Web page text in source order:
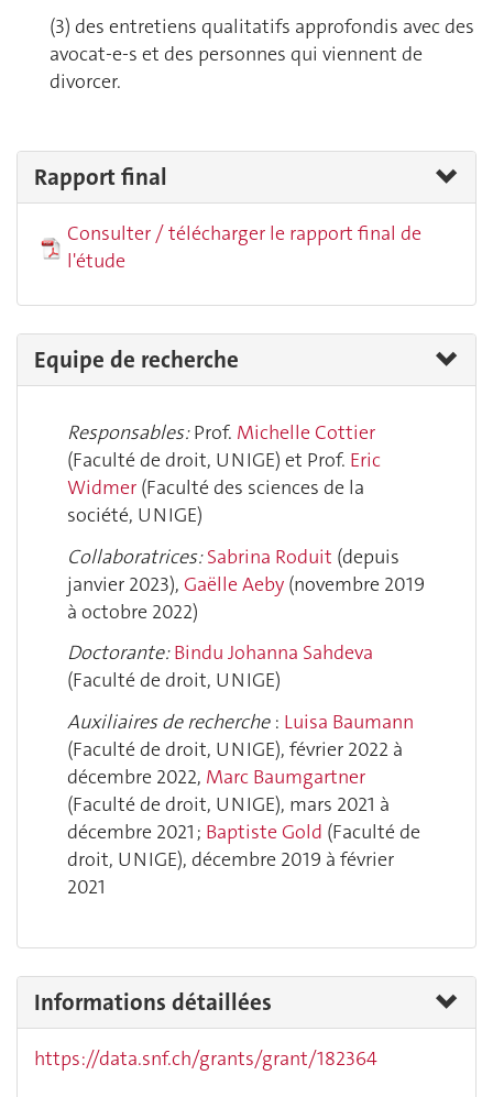
(3) des entretiens qualitatifs approfondis avec des
avocat-e-s et des personnes qui viennent de
divorcer.
Rapport final
Consulter / télécharger le rapport final de
l'étude
Equipe de recherche
Responsables:Prof. Michelle Cottier
(Faculté de droit, UNIGE) et Prof. Eric
Widmer (Faculté des sciences de la
société, UNIGE)
Collaboratrices: Sabrina Roduit (depuis
janvier 2023), Gaëlle Aeby (novembre 2019
à octobre 2022)
Doctorante: Bindu Johanna Sahdeva
(Faculté de droit, UNIGE)
Auxiliaires de recherche : Luisa Baumann
(Faculté de droit, UNIGE), février 2022 à
décembre 2022, Marc Baumgartner
(Faculté de droit, UNIGE), mars 2021 à
décembre 2021 ; Baptiste Gold (Faculté de
droit, UNIGE), décembre 2019 à février
2021
Informations détaillées
https://data.snf.ch/grants/grant/182364